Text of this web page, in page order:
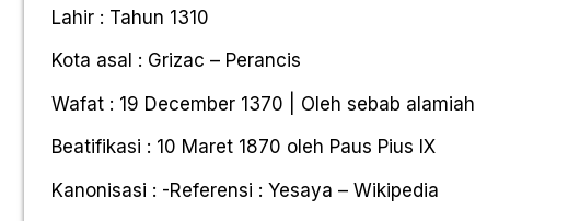
Lahir : Tahun 1310
Kota asal : Grizac – Perancis
Wafat : 19 December 1370 | Oleh sebab alamiah
Beatifikasi : 10 Maret 1870 oleh Paus Pius IX
Kanonisasi : -Referensi : Yesaya – Wikipedia